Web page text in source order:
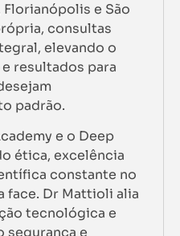
e São
consultas
elevando o
resultados para
padrão.
e o Deep
ética, excelência
constante no
face. Dr Mattioli alia
tecnológica e